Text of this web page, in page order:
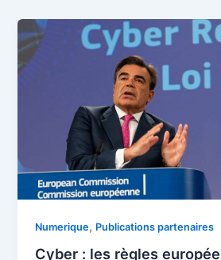
Numerique, Publications partenaires
Cyber : les règles